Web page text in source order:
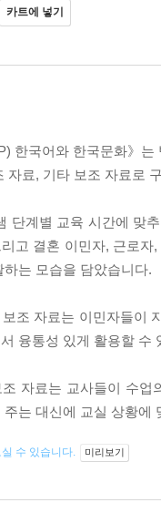
카트에 넣기
한국어와 한국문화》
자료, 기타 보조 자료로
단계별 교육 시간에 맞
고 결혼 이민자, 근로
는 모습을 담았습니다.
조 자료는 이민자들이
융통성 있게 활용할 수
자료는 교사들이 수
는 대신에 교실 상황
수 있습니다. 미리보기